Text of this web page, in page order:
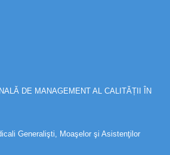
DE MANAGEMENT AL CALITĂȚII ÎN
Generalişti, Moaşelor şi Asistenţilor